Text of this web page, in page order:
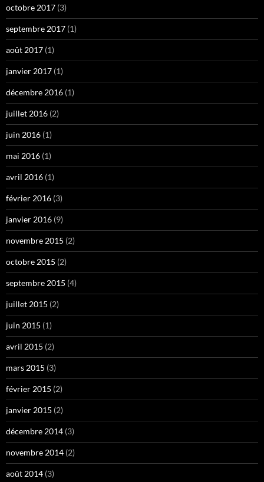
octobre 2017 (3)
septembre 2017 (1)
août 2017 (1)
janvier 2017 (1)
décembre 2016 (1)
juillet 2016 (2)
juin 2016 (1)
mai 2016 (1)
avril 2016 (1)
février 2016 (3)
janvier 2016 (9)
novembre 2015 (2)
octobre 2015 (2)
septembre 2015 (4)
juillet 2015 (2)
juin 2015 (1)
avril 2015 (2)
mars 2015 (3)
février 2015 (2)
janvier 2015 (2)
décembre 2014 (3)
novembre 2014 (2)
août 2014 (3)